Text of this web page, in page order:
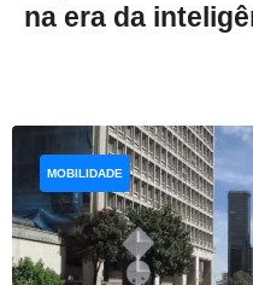
na era da
MOBILIDADE